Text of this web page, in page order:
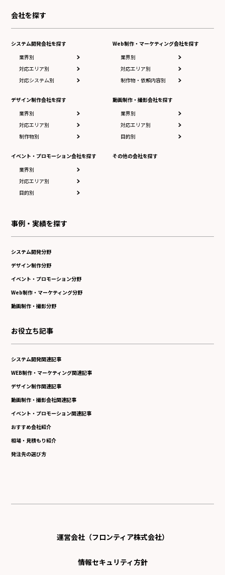
会社を探す
システム開発会社を探す
業界別
対応エリア別
対応システム別
デザイン制作会社を探す
業界別
対応エリア別
制作物別
イベント・プロモーション会社を探す
業界別
対応エリア別
目的別
Web制作・マーケティング会社を探す
業界別
対応エリア別
制作物・依頼内容別
動画制作・撮影会社を探す
業界別
対応エリア別
目的別
その他の会社を探す
事例・実績を探す
システム開発分野
デザイン制作分野
イベント・プロモーション分野
Web制作・マーケティング分野
動画制作・撮影分野
お役立ち記事
システム開発関連記事
WEB制作・マーケティング関連記事
デザイン制作関連記事
動画制作・撮影会社関連記事
イベント・プロモーション関連記事
おすすめ会社紹介
相場・見積もり紹介
発注先の選び方
運営会社（フロンティア株式会社）
情報セキュリティ方針